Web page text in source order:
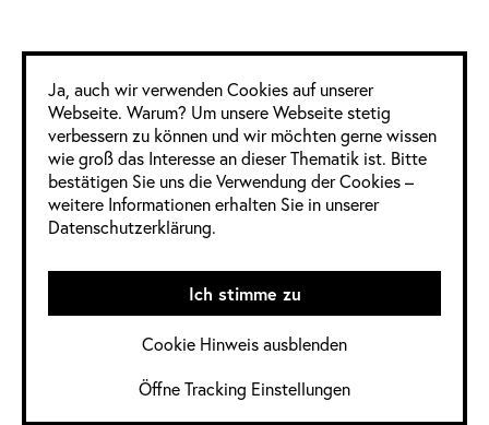
4 Frauen 11 Männer 0 Divers
Informationen
im Detail
Quelle:
https://www.adc.de/wettbewerb/jury/brand-
Ja, auch wir verwenden Cookies auf unserer
Webseite. Warum? Um unsere Webseite stetig
verbessern zu können und wir möchten gerne wissen
wie groß das Interesse an dieser Thematik ist. Bitte
bestätigen Sie uns die Verwendung der Cookies –
weitere Informationen erhalten Sie in unserer
Datenschutzerklärung.
Ich stimme zu
Cookie Hinweis ausblenden
Öffne Tracking Einstellungen